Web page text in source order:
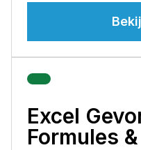
Excel
Formules